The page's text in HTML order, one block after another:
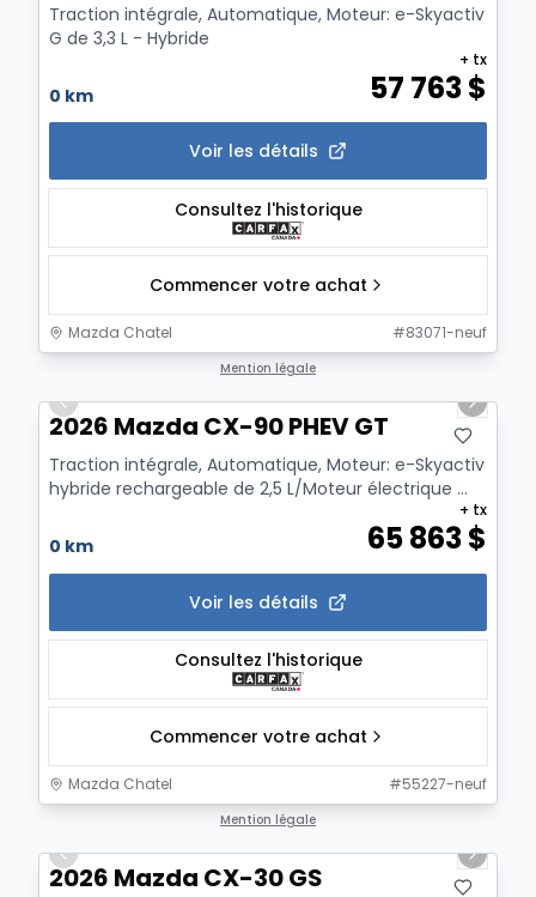
Traction intégrale, Automatique, Moteur: e-Skyactiv
G de 3,3 L - Hybride
0 km 57 763$
+ tx
Voir les détails
Consultez l'historique
Commencer votre achat
Mazda Chatel #83071-neuf
Mention légale
Previous slide
Next
2026 Mazda CX-90 PHEV GT
Traction intégrale, Automatique, Moteur: e-Skyactiv
hybride rechargeable de 2,5 L/Moteur électrique ...
0 km 65 863$
+ tx
Voir les détails
Consultez l'historique
Commencer votre achat
Mazda Chatel #55227-neuf
Mention légale
Previous slide
Next
2026 Mazda CX-30 GS